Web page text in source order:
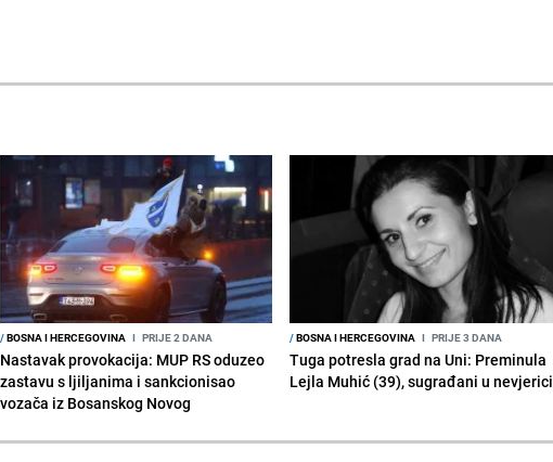
/BOSNA I HERCEGOVINA I PRIJE 2 DANA
Nastavak provokacija: MUP RS oduzeo
zastavu s ljiljanima i sankcionisao
vozača iz Bosanskog Novog
/BOSNA I HERCEGOVINA I PRIJE 3 DANA
Tuga potresla grad na Uni: Preminula
Lejla Muhić (39), sugrađani u nevjerici